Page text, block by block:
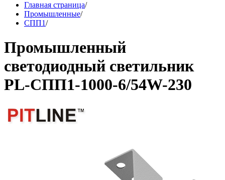
Главная страница/
Промышленные/
СПП1/
Промышленный
светодиодный светильник
PL-СПП1-1000-6/54W-230